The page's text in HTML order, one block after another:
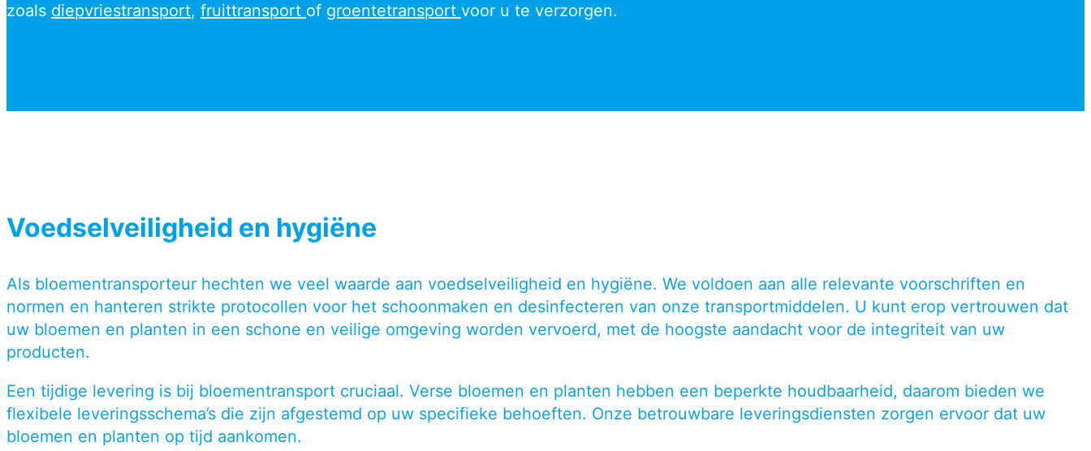
zoals diepvriestransport, fruittransport of groentetransport voor u te verzorgen.
Voedselveiligheid en hygiëne
Als bloementransporteur hechten we veel waarde aan voedselveiligheid en hygiëne. We voldoen aan alle relevante voorschriften en
normen en hanteren strikte protocollen voor het schoonmaken en desinfecteren van onze transportmiddelen. U kunt erop vertrouwen dat
uw bloemen en planten in een schone en veilige omgeving worden vervoerd, met de hoogste aandacht voor de integriteit van uw
producten.
Een tijdige levering is bij bloementransport cruciaal. Verse bloemen en planten hebben een beperkte houdbaarheid, daarom bieden we
flexibele leveringsschema’s die zijn afgestemd op uw specifieke behoeften. Onze betrouwbare leveringsdiensten zorgen ervoor dat uw
bloemen en planten op tijd aankomen.